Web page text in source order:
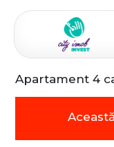
Apartament 4